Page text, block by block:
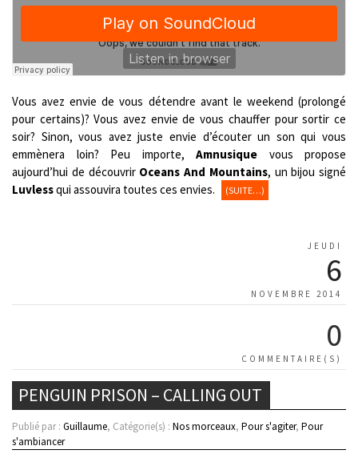
Vous avez envie de vous détendre avant le weekend (prolongé
pour certains)? Vous avez envie de vous chauffer pour sortir ce
soir? Sinon, vous avez juste envie d’écouter un son qui vous
emmènera loin? Peu importe, Amnusique vous propose
aujourd’hui de découvrir Oceans And Mountains, un bijou signé
Luvlessqui assouvira toutes ces envies. (SUITE…)
JEUDI
6
NOVEMBRE 2014
0
COMMENTAIRE(S)
PENGUIN PRISON – CALLING OUT
Publié par : Guillaume, Catégorie(s) : Nos morceaux, Pour s'agiter, Pour
s'ambiancer